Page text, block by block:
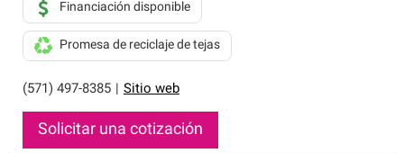
(571) 497-8385 Sitio web
Financiación disponible
Promesa de reciclaje de tejas
Solicitar una cotización